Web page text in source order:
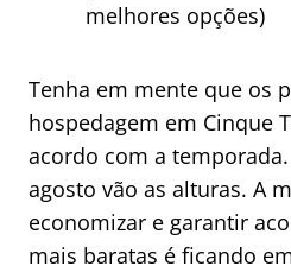
melhores opções)
Tenha em mente que os
hospedagem em Cinque
acordo com a
agosto vão as alturas. A
economizar e garantir
mais baratas é ficando